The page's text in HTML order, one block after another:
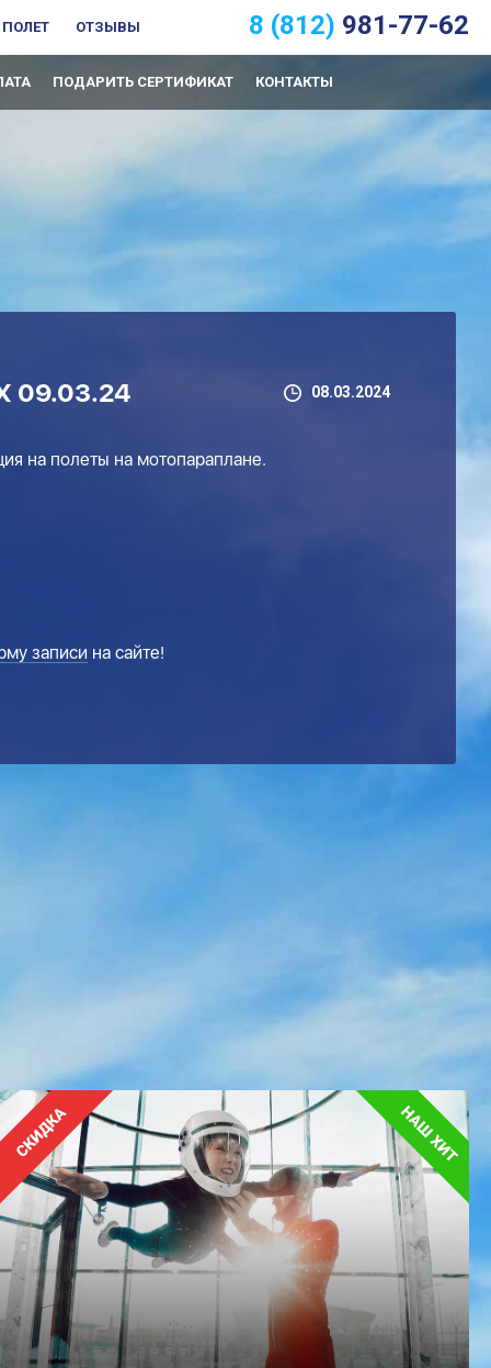
8 (812) 981-77-62
ОТЗЫВЫ
ПОДАРИТЬ СЕРТИФИКАТ КОНТАКТЫ
08.03.2024
на полеты на мотопараплане.
записи на сайте!